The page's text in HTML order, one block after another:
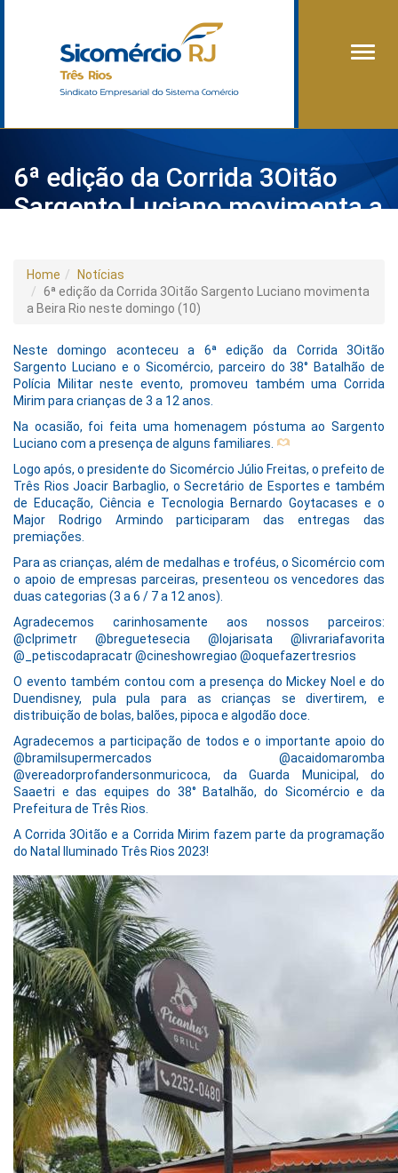
6ª edição da Corrida 3Oitão
Sargento Luciano movimenta a
Home
Notícias
6ª edição da Corrida 3Oitão Sargento Luciano movimenta
a Beira Rio neste domingo (10)
Neste domingo aconteceu a 6ª edição da Corrida 3Oitão
Sargento Luciano e o Sicomércio, parceiro do 38° Batalhão de
Polícia Militar neste evento, promoveu também uma Corrida
Mirim para crianças de 3 a 12 anos.
Na ocasião, foi feita uma homenagem póstuma ao Sargento
Luciano com a presença de alguns familiares.
Logo após, o presidente do Sicomércio Júlio Freitas, o prefeito de
Três Rios Joacir Barbaglio, o Secretário de Esportes e também
de Educação, Ciência e Tecnologia Bernardo Goytacases e o
Major Rodrigo Armindo participaram das entregas das
premiações.
Para as crianças, além de medalhas e troféus, o Sicomércio com
o apoio de empresas parceiras, presenteou os vencedores das
duas categorias (3 a 6 / 7 a 12 anos).
Agradecemos carinhosamente aos nossos parceiros:
@clprimetr @breguetesecia @lojarisata @livrariafavorita
@_petiscodapracatr @cineshowregiao @oquefazertresrios
O evento também contou com a presença do Mickey Noel e do
Duendisney, pula pula para as crianças se divertirem, e
distribuição de bolas, balões, pipoca e algodão doce.
Agradecemos a participação de todos e o importante apoio do
@bramilsupermercados @acaidomaromba
@vereadorprofandersonmuricoca, da Guarda Municipal, do
Saaetri e das equipes do 38° Batalhão, do Sicomércio e da
Prefeitura de Três Rios.
A Corrida 3Oitão e a Corrida Mirim fazem parte da programação
do Natal Iluminado Três Rios 2023!